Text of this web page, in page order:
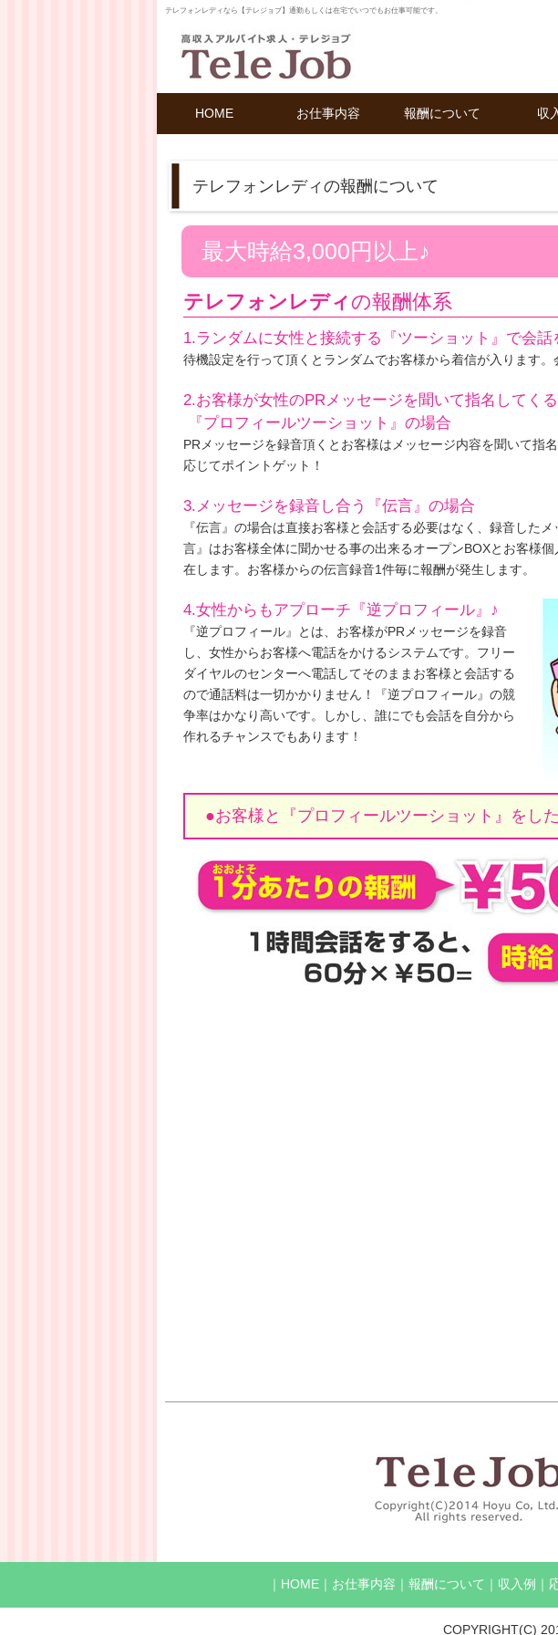
テレフォンレディなら【テレジョブ】通勤もしくは在宅でいつでもお仕事可能です。
HOME お仕事内容 報酬について 収
テレフォンレディの報酬について
最大時給3,000円以上♪
テレフォンレディの報酬体系
1.ランダムに女性と接続する『ツーショット』で会話
待機設定を行って頂くとランダムでお客様から着信が入ります。
2.お客様が女性のPRメッセージを聞いて指名してくる
『プロフィールツーショット』の場合
PRメッセージを録音頂くとお客様はメッセージ内容を聞いて指
応じてポイントゲット！
3.メッセージを録音し合う『伝言』の場合
『伝言』の場合は直接お客様と会話する必要はなく、録音した
言』はお客様全体に聞かせる事の出来るオープンBOXとお客様
在します。お客様からの伝言録音1件毎に報酬が発生します。
4.女性からもアプローチ『逆プロフィール』♪
『逆プロフィール』とは、お客様がPRメッセージを録音
し、女性からお客様へ電話をかけるシステムです。フリー
ダイヤルのセンターへ電話してそのままお客様と会話する
ので通話料は一切かかりません！『逆プロフィール』の競
争率はかなり高いです。しかし、誰にでも会話を自分から
作れるチャンスでもあります！
●お客様と『プロフィールツーショット』をし
HOME｜ お仕事内容 報酬について 収入例
COPYRIGHT(C)